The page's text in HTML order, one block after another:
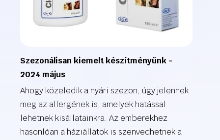
Szezonálisan kiemelt készítményünk -
2024 május
Ahogy közeledik a nyári szezon, úgy jelennek
meg az allergének is, amelyek hatással
lehetnek kisállatainkra. Az emberekhez
hasonlóan a háziállatok is szenvedhetnek a